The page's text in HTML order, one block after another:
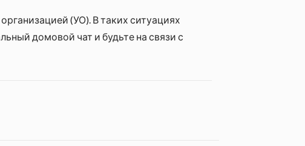
(УО). В таких ситуациях
домовой чат и будьте на связи с